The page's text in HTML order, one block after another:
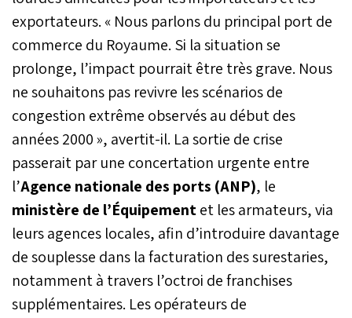
exportateurs. « Nous parlons du principal port de
commerce du Royaume. Si la situation se
prolonge, l’impact pourrait être très grave. Nous
ne souhaitons pas revivre les scénarios de
congestion extrême observés au début des
années 2000 », avertit-il. La sortie de crise
passerait par une concertation urgente entre
l’Agence nationale des ports (ANP), le
ministère de l’Équipementet les armateurs, via
leurs agences locales, afin d’introduire davantage
de souplesse dans la facturation des surestaries,
notamment à travers l’octroi de franchises
supplémentaires. Les opérateurs de